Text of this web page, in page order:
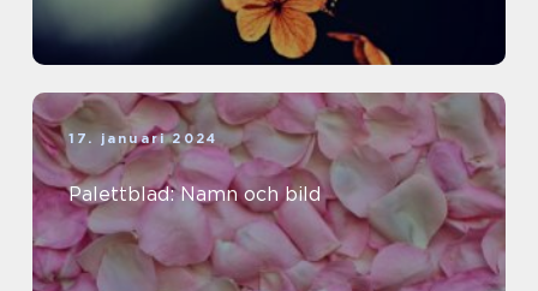
17. januari 2024
Palettblad: Namn och bild